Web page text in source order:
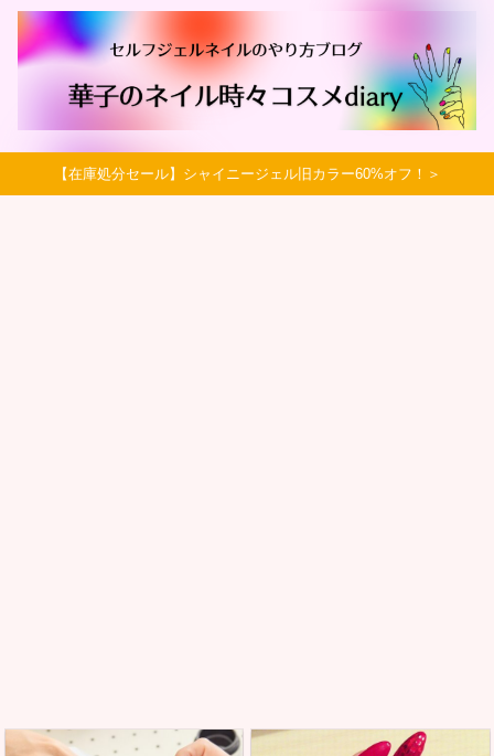
【在庫処分セール】シャイニージェル旧カラー60%オフ！＞